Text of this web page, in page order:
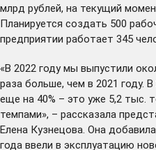
млрд рублей, на текущий
Планируется создать 500
предприятии работает 345
«В 2022 году мы выпустили
раза больше, чем в 2021 году.
еще на 40% – это уже 5,2 тыс.
темпами», – рассказала
Елена Кузнецова. Она
года ввели в эксплуатацию